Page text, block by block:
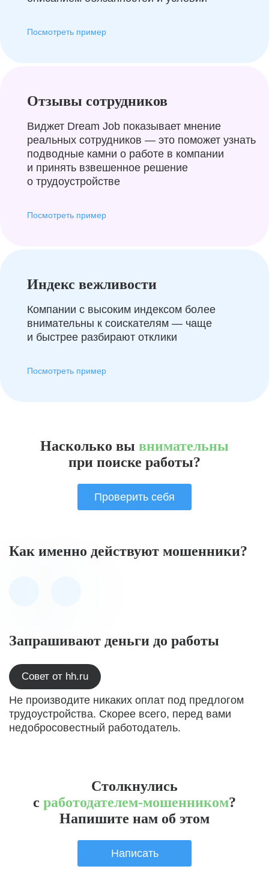
Посмотреть пример
Отзывы сотрудников
Виджет Dream Job показывает мнение
реальных сотрудников — это поможет узнать
подводные камни о работе в компании
и принять взвешенное решение
о трудоустройстве
Посмотреть пример
Индекс вежливости
Компании с высоким индексом более
внимательны к соискателям — чаще
и быстрее разбирают отклики
Посмотреть пример
Насколько вы внимательны
при поиске работы?
Проверить себя
Как именно действуют мошенники?
Запрашивают деньги до работы
Совет от hh.ru
Не производите никаких оплат под предлогом
трудоустройства. Скорее всего, перед вами
недобросовестный работодатель.
Столкнулись
с работодателем-мошенником?
Напишите нам об этом
Написать